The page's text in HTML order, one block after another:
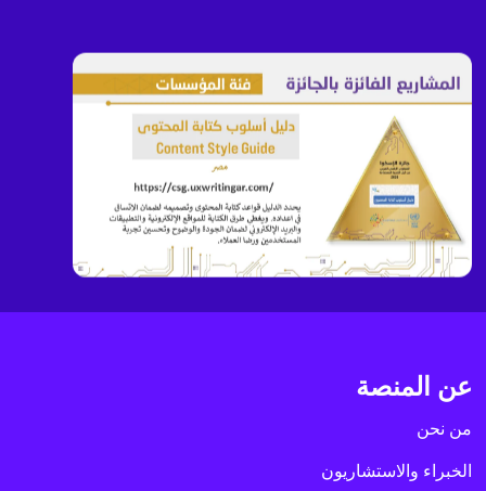
عن المنصة
من نحن
الخبراء والاستشاريون